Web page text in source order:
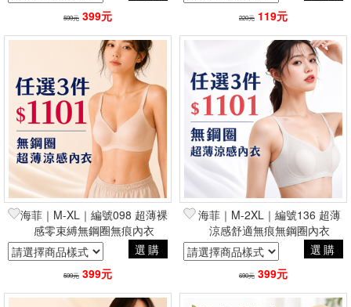
599元 399元 220元 119元
海菲｜M-XL｜編號098 超薄裸
感零束縛無鋼圈無痕內衣
選購
599元 399元
海菲｜M-2XL｜編號136 超薄
涼感舒適無痕無鋼圈內衣
選購
690元 399元